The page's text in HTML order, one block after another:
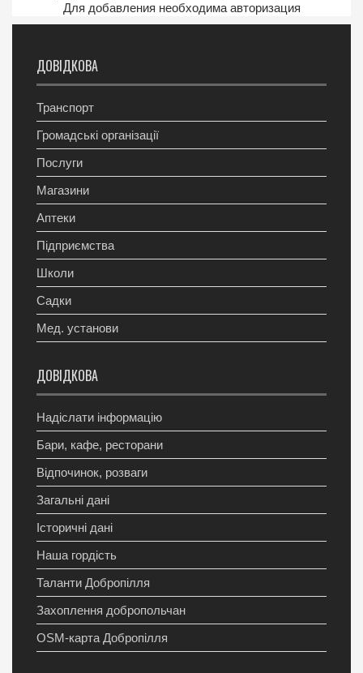
Для добавления необходима авторизация
ДОВІДКОВА
Транспорт
Громадські організації
Послуги
Магазини
Аптеки
Підприємства
Школи
Садки
Мед. установи
ДОВІДКОВА
Надіслати інформацію
Бари, кафе, ресторани
Відпочинок, розваги
Загальні дані
Історичні дані
Наша гордість
Таланти Добропілля
Захоплення добропольчан
OSM-карта Добропілля